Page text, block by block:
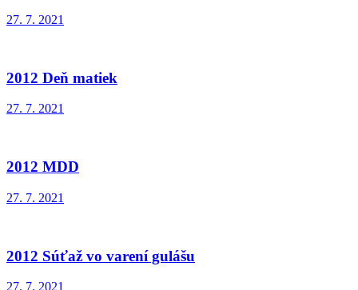
27. 7. 2021
2012 Deň matiek
27. 7. 2021
2012 MDD
27. 7. 2021
2012 Súťaž vo varení gulášu
27. 7. 2021